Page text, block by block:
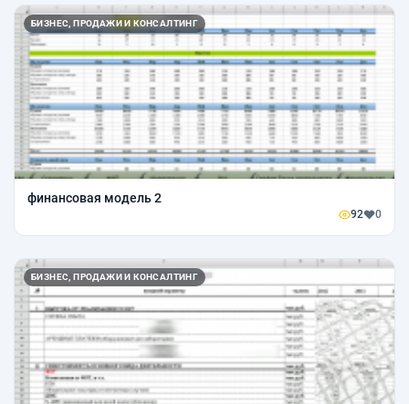
БИЗНЕС, ПРОДАЖИ И КОНСАЛТИНГ
финансовая модель 2
92 0
БИЗНЕС, ПРОДАЖИ И КОНСАЛТИНГ